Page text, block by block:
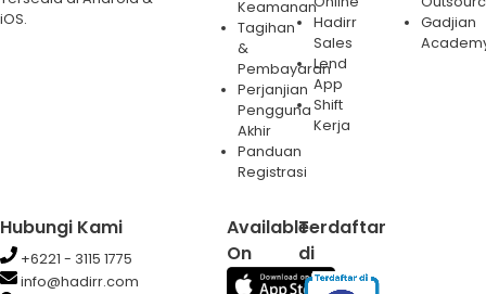
iOS.
Keamanan
Tagihan
&
Pembayaran
Perjanjian
Pengguna
Akhir
Panduan
Registrasi
Hadirr
Sales
Lend
App
Shift
Kerja
Gadjian
Hubungi Kami
+6221 - 3115 1775
info@hadirr.com
Available
On
Terdaftar
di